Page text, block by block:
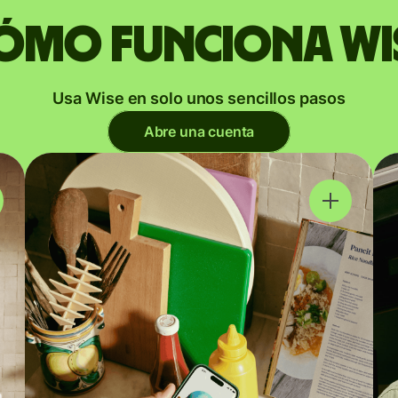
funciona
Usa Wise en solo unos sencillos pasos
Abre una cuenta